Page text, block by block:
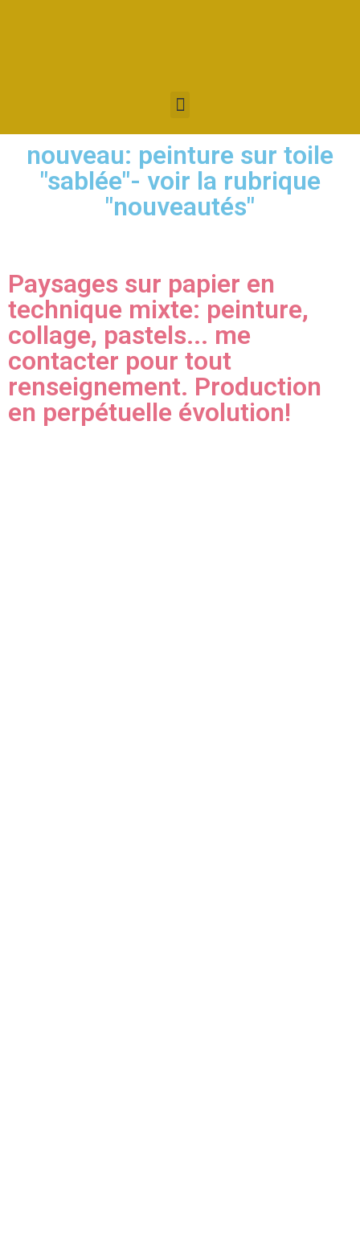
nouveau: peinture sur toile
"sablée"- voir la rubrique
"nouveautés"
Paysages sur papier en
technique mixte: peinture,
collage, pastels... me
contacter pour tout
renseignement. Production
en perpétuelle évolution!